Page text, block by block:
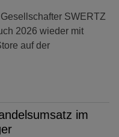
SWERTZ
2026 wieder mit
auf der
im